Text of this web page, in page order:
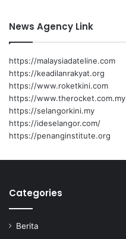
News Agency Link
https://malaysiadateline.com
https://keadilanrakyat.org
https://www.roketkini.com
https://www.therocket.com.my
https://selangorkini.my
https://ideselangor.com/
https://penanginstitute.org
Categories
Berita